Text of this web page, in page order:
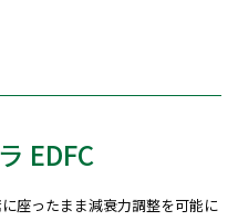
EDFC
座ったまま減衰力調整を可能に